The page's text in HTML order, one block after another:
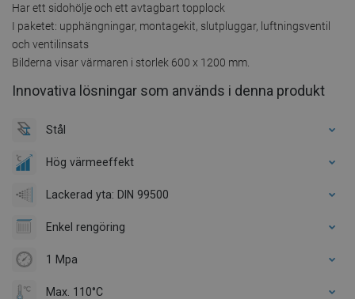
Har ett sidohölje och ett avtagbart topplock
I paketet: upphängningar, montagekit, slutpluggar, luftningsventil
och ventilinsats
Bilderna visar värmaren i storlek 600 x 1200 mm.
Innovativa lösningar som används i denna produkt
Stål
Hög värmeeffekt
Lackerad yta: DIN 99500
Enkel rengöring
1 Mpa
Max. 110°C